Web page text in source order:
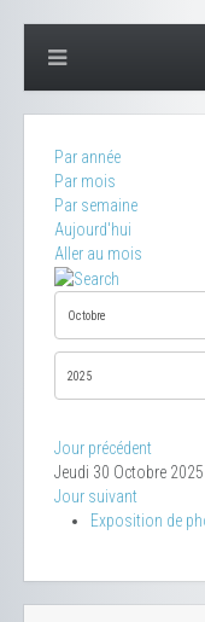
Par année
Par mois
Par semaine
Aujourd'hui
Aller au mois
Jour précédent
Jeudi 30 Octobre 2025
Jour suivant
Exposition de